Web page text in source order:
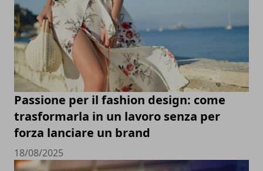
Passione per il fashion design: come
trasformarla in un lavoro senza per
forza lanciare un brand
18/08/2025